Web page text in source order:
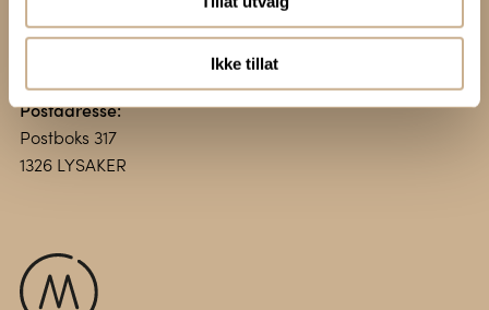
Ikke tillat
Vollsveien 13 E
1366 LYSAKER
Postadresse:
Postboks 317
1326 LYSAKER